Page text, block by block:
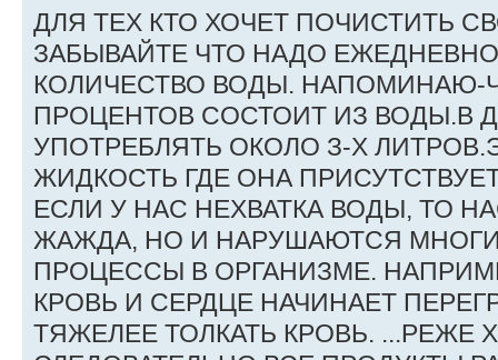
ДЛЯ ТЕХ КТО ХОЧЕТ ПОЧИСТИТЬ
ЗАБЫВАЙТЕ ЧТО НАДО
КОЛИЧЕСТВО ВОДЫ. НАПОМИНАЮ-
ПРОЦЕНТОВ СОСТОИТ ИЗ ВОДЫ.В
УПОТРЕБЛЯТЬ ОКОЛО З-Х
ЖИДКОСТЬ ГДЕ ОНА
ЕСЛИ У НАС НЕХВАТКА ВОДЫ, ТО
ЖАЖДА, НО И НАРУШАЮТСЯ
ПРОЦЕССЫ В ОРГАНИЗМЕ.
КРОВЬ И СЕРДЦЕ НАЧИНАЕТ
ТЯЖЕЛЕЕ ТОЛКАТЬ КРОВЬ. ...РЕЖЕ